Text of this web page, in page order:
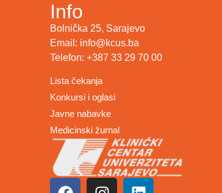
Info
Bolnička 25, Sarajevo
Email: info@kcus.ba
Telefon: +387 33 29 70 00
Lista čekanja
Konkursi i oglasi
Javne nabavke
Medicinski žurnal